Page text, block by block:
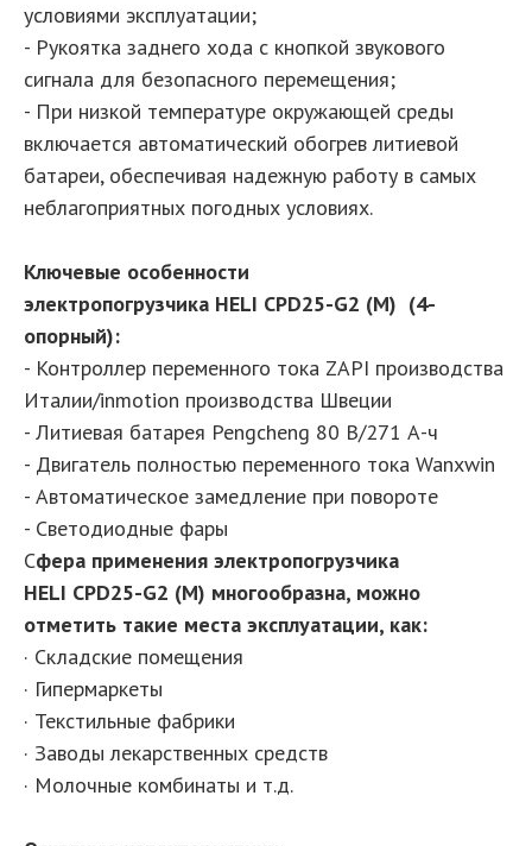
условиями эксплуатации;
- Рукоятка заднего хода с кнопкой звукового
сигнала для безопасного перемещения;
- При низкой температуре окружающей среды
включается автоматический обогрев литиевой
батареи, обеспечивая надежную работу в самых
неблагоприятных погодных условиях.
Ключевые особенности
электропогрузчика HELI CPD25-G2 (M) (4-
опорный):
- Контроллер переменного тока ZAPI производства
Италии/inmotion производства Швеции
- Литиевая батарея Pengcheng 80 В/271 А-ч
- Двигатель полностью переменного тока Wanxwin
- Автоматическое замедление при повороте
- Светодиодные фары
Сфера применения электропогрузчика
HELI CPD25-G2 (M) многообразна, можно
отметить такие места эксплуатации, как:
· Складские помещения
· Гипермаркеты
· Текстильные фабрики
· Заводы лекарственных средств
· Молочные комбинаты и т.д.